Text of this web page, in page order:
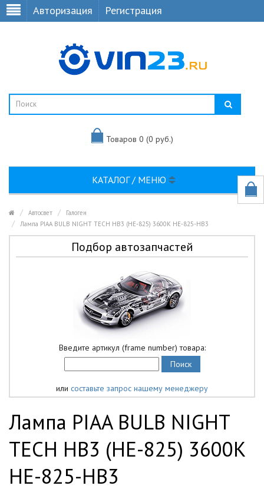
Авторизация Регистрация
Товаров 0 (0 руб.)
КАТАЛОГ / МЕНЮ
Автосвет
Галоген
Лампа PIAA BULB NIGHT TECH HB3 (HE-825) 3600K HE-825-HB3
Подбор автозапчастей
Введите артикул (frame number) товара:
или составьте запрос нашему менеджеру
Лампа PIAA BULB NIGHT
TECH HB3 (HE-825) 3600K
HE-825-HB3